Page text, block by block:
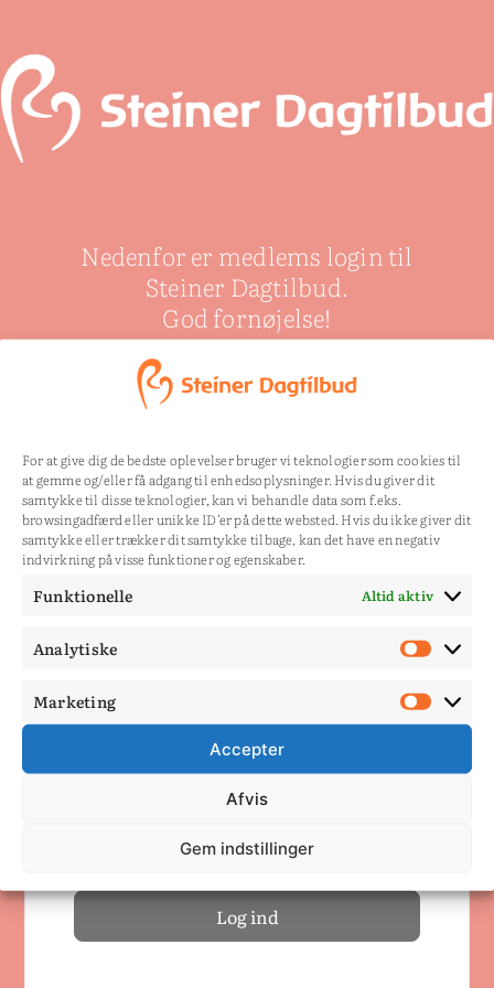
For at give dig de bedste oplevelser bruger vi teknologier som cookies til
at gemme og/eller få adgang til enhedsoplysninger. Hvis du giver dit
samtykke til disse teknologier, kan vi behandle data som f.eks.
browsingadfærd eller unikke ID'er på dette websted. Hvis du ikke giver dit
samtykke eller trækker dit samtykke tilbage, kan det have en negativ
indvirkning på visse funktioner og egenskaber.
Funktionelle Altid aktiv
Analytiske
Marketing
Accepter
Afvis
Gem indstillinger
Nedenfor er medlems login til
Steiner Dagtilbud.
God fornøjelse!
Uautoriseret til:/mp-
files/forskellige-
fingerleg.doc/
Du skal være medlem for
at se siden.
Dit brugernavn eller email
Adgangskode